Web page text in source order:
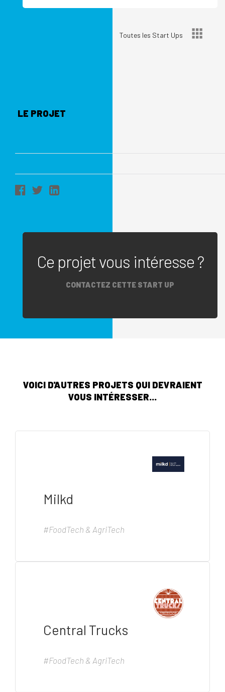
Toutes les Start Ups
LE PROJET
Ce projet vous intéresse ?
CONTACTEZ CETTE START UP
VOICI D'AUTRES PROJETS QUI DEVRAIENT
VOUS INTÉRESSER...
Milkd
#FoodTech & AgriTech
Central Trucks
#FoodTech & AgriTech